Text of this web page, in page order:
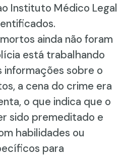
Instituto Médico Legal
ainda não foram
está trabalhando
informações sobre o
a cena do crime era
o que indica que o
sido premeditado e
habilidades ou
para